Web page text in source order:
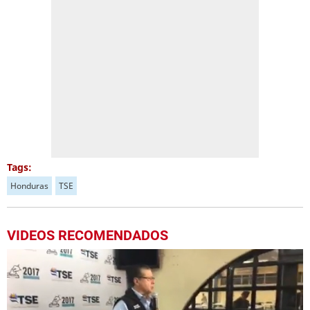
Tags:
Honduras TSE
VIDEOS RECOMENDADOS